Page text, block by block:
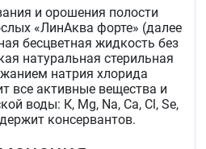
и орошения полости
«ЛинАква форте» (далее
бесцветная жидкость без
натуральная стерильная
натрия хлорида
все активные вещества и
воды: К, Mg, Na, Са, Cl, Se,
консервантов.